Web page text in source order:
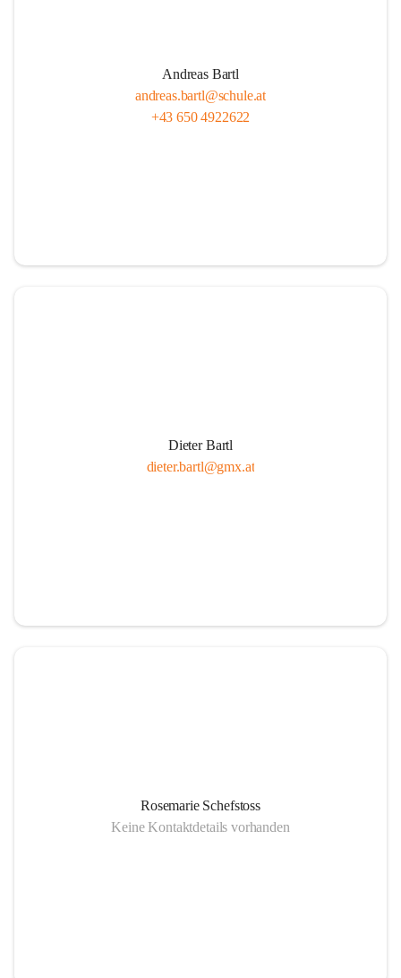
Andreas Bartl
andreas.bartl@schule.at
+43 650 4922622
Dieter Bartl
dieter.bartl@gmx.at
Rosemarie Schefstoss
Keine Kontaktdetails vorhanden